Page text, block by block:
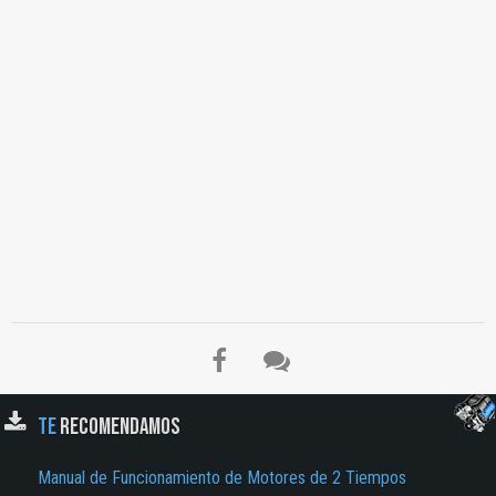
TERECOMENDAMOS
Manual de Funcionamiento de Motores de 2 Tiempos